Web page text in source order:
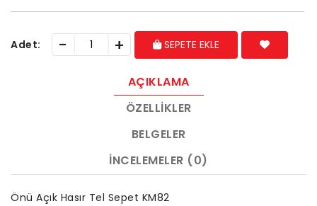
Adet: - + SEPETE EKLE
AÇIKLAMA
ÖZELLIKLER
BELGELER
İNCELEMELER (0)
Önü Açık Hasır Tel Sepet KM82